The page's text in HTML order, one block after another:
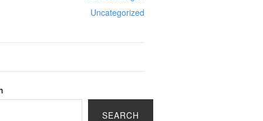
Uncategorized
SEARCH